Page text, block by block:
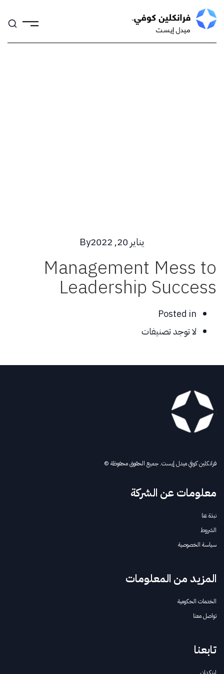
Skip
to
content
يناير 20, 2022 By
Management Mess to
Leadership Success
Posted in
لا توجد تصنيفات
فرانكلين كوفي ميدل إيست. جميع الحقوق محفوظة ©
معلومات عن الشركة
نبذة عنا
الشروط
سياسة الخصوصية
المزيد من المعلومات
الخدمات الحكومية
تواصل معنا
تابعنا